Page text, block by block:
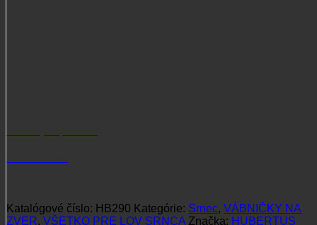
Katalógové číslo: HB290 Kategórie: Srnec, VÁBNIČKY NA
ZVER, VŠETKO PRE LOV SRNCA Značka: HUBERTUS